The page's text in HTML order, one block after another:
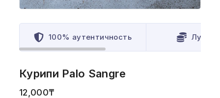
100% аутентичность
Курипи Palo Sangre
12,000₸